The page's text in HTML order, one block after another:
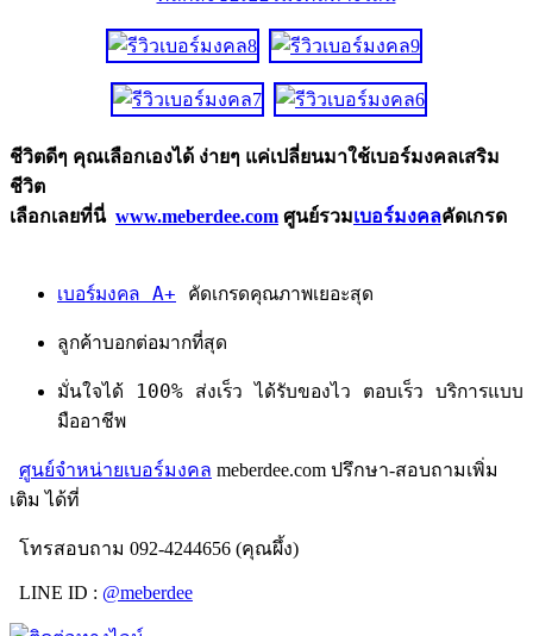
ชีวิตดีๆ คุณเลือกเองได้ ง่ายๆ แค่เปลี่ยนมาใช้เบอร์มงคลเสริม
ชีวิต
เลือกเลยที่นี่ www.meberdee.com ศูนย์รวมเบอร์มงคลคัดเกรด
เบอร์มงคล A+ คัดเกรดคุณภาพเยอะสุด
ลูกค้าบอกต่อมากที่สุด
มั่นใจได้ 100% ส่งเร็ว ได้รับของไว ตอบเร็ว บริการแบบ
มืออาชีพ
ศูนย์จำหน่ายเบอร์มงคล meberdee.com ปรึกษา-สอบถามเพิ่ม
เติม ได้ที่
โทรสอบถาม 092-4244656 (คุณผึ้ง)
LINE ID : @meberdee